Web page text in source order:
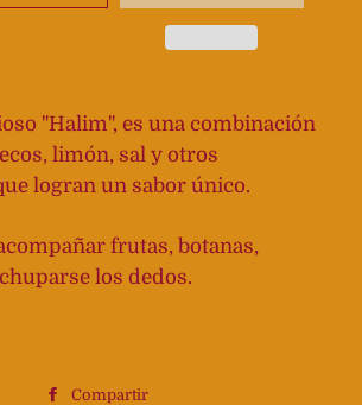
"Halim", es una combinación
limón, sal y otros
logran un sabor único.
frutas, botanas,
los dedos.
Compartir